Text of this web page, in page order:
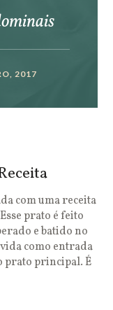
2017
com uma receita
prato é feito
e batido no
como entrada
prato principal. É